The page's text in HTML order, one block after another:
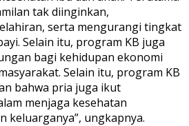
tak diinginkan,
serta mengurangi tingkat
Selain itu, program KB juga
bagi kehidupan ekonomi
Selain itu, program KB
bahwa pria juga ikut
menjaga kesehatan
keluarganya”, ungkapnya.